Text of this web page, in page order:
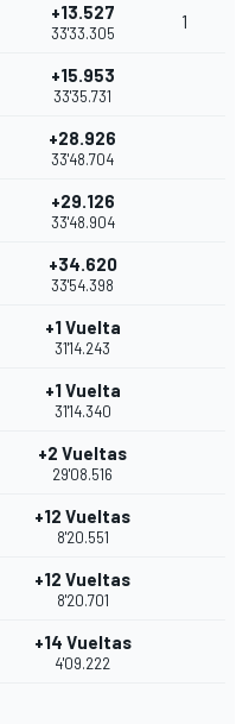
+13.527
33'33.305
1
+15.953
33'35.731
+28.926
33'48.704
+29.126
33'48.904
+34.620
33'54.398
+1 Vuelta
31'14.243
+1 Vuelta
31'14.340
+2 Vueltas
29'08.516
+12 Vueltas
8'20.551
+12 Vueltas
8'20.701
+14 Vueltas
4'09.222